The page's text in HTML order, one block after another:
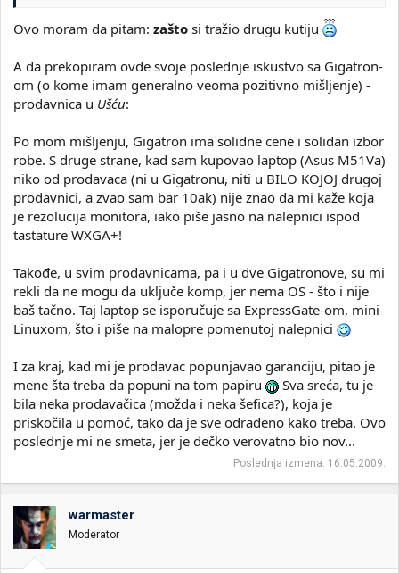
Ovo moram da pitam: zašto si tražio drugu kutiju
A da prekopiram ovde svoje poslednje iskustvo sa Gigatron-
om (o kome imam generalno veoma pozitivno mišljenje) -
prodavnica u Ušću:
Po mom mišljenju, Gigatron ima solidne cene i solidan izbor
robe. S druge strane, kad sam kupovao laptop (Asus M51Va)
niko od prodavaca (ni u Gigatronu, niti u BILO KOJOJ drugoj
prodavnici, a zvao sam bar 10ak) nije znao da mi kaže koja
je rezolucija monitora, iako piše jasno na nalepnici ispod
tastature WXGA+!
Takođe, u svim prodavnicama, pa i u dve Gigatronove, su mi
rekli da ne mogu da uključe komp, jer nema OS - što i nije
baš tačno. Taj laptop se isporučuje sa ExpressGate-om, mini
Linuxom, što i piše na malopre pomenutoj nalepnici
I za kraj, kad mi je prodavac popunjavao garanciju, pitao je
mene šta treba da popuni na tom papiru
Sva sreća, tu je
bila neka prodavačica (možda i neka šefica?), koja je
priskočila u pomoć, tako da je sve odrađeno kako treba. Ovo
poslednje mi ne smeta, jer je dečko verovatno bio nov...
Poslednja izmena: 16.05.2009.
warmaster
Moderator